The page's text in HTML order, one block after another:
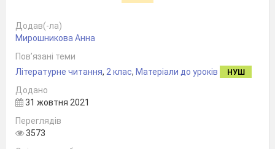
Додав(-ла)
Мирошникова Анна
Пов’язані теми
Літературне читання, 2 клас, Матеріали до уроків НУШ
Додано
31 жовтня 2021
Переглядів
3573